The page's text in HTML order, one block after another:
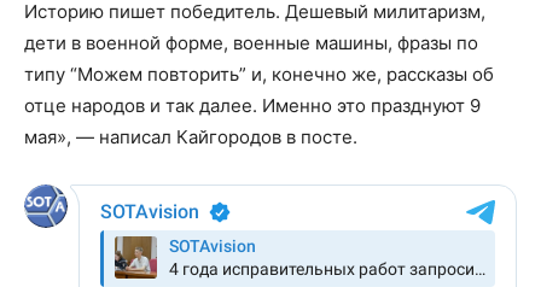
Историю пишет победитель. Дешевый милитаризм,
дети в военной форме, военные машины, фразы по
типу “Можем повторить” и, конечно же, рассказы об
отце народов и так далее. Именно это празднуют 9
мая», — написал Кайгородов в посте.